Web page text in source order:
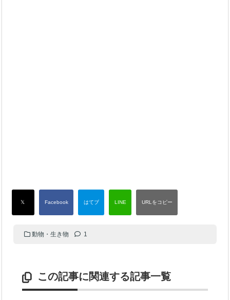
動物・生き物 1
この記事に関連する記事一覧